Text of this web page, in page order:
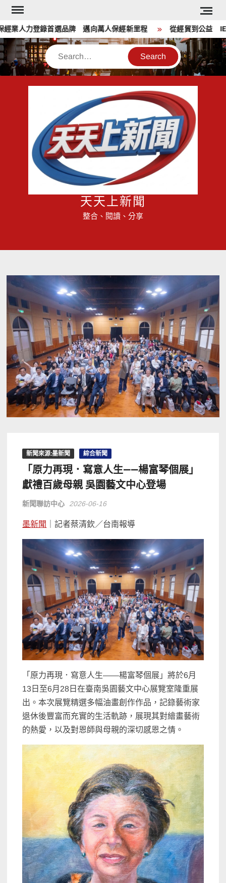
Skip
content
力登錄首選品牌 邁向萬人保經新里程 從經貿到公益 IEAT
Search
天天上新聞
整合、閱讀、分享
新聞來源:墨新聞 綜合新聞
「原力再現．寫意人生——楊富琴個展」
獻禮百歲母親 吳園藝文中心登場
新聞聯訪中心 2026-06-16
墨新聞 ｜記者蔡清欽／台南報導
「原力再現．寫意人生——楊富琴個展」將於6月
13日至6月28日在臺南吳園藝文中心展覽室隆重展
出。本次展覽精選多幅油畫創作作品，記錄藝術家
退休後豐富而充實的生活軌跡，展現其對繪畫藝術
的熱愛，以及對恩師與母親的深切感恩之情。